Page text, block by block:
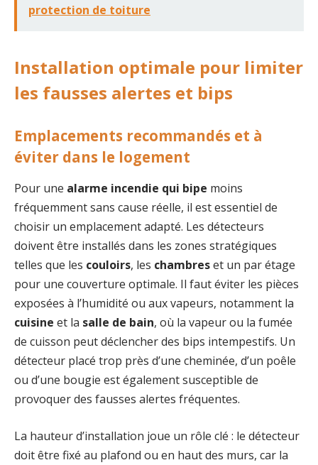
protection de toiture
Installation optimale pour limiter
les fausses alertes et bips
Emplacements recommandés et à
éviter dans le logement
Pour une alarme incendie qui bipe moins
fréquemment sans cause réelle, il est essentiel de
choisir un emplacement adapté. Les détecteurs
doivent être installés dans les zones stratégiques
telles que les couloirs, les chambreset un par étage
pour une couverture optimale. Il faut éviter les pièces
exposées à l’humidité ou aux vapeurs, notamment la
cuisine et la salle de bain, où la vapeur ou la fumée
de cuisson peut déclencher des bips intempestifs. Un
détecteur placé trop près d’une cheminée, d’un poêle
ou d’une bougie est également susceptible de
provoquer des fausses alertes fréquentes.
La hauteur d’installation joue un rôle clé : le détecteur
doit être fixé au plafond ou en haut des murs, car la